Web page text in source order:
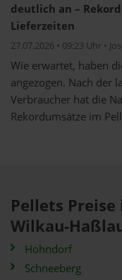
deutlich an –
Lieferzeiten
27.07.2026 • 09:23 Uhr •
Wie erwartet, haben
angezogen. Nach der
Verbraucher hat die
Rekordumsätze im
Pellets
Wilkau-
Hohndorf
Schneeberg